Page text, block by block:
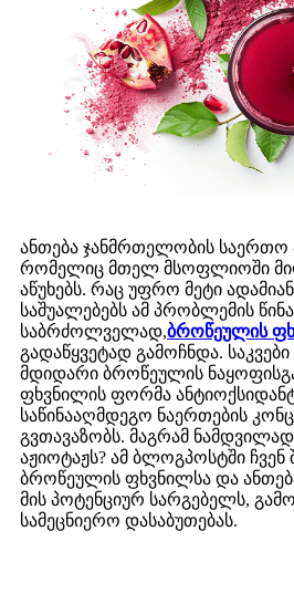
ანთება ჯანმრთელობის
რომელიც მთელ მსოფლიოში
აწუხებს. რაც უფრო მეტი
საშუალებებს ამ პრობლემის
საბრძოლველად,ბროწეულის
გადაწყვეტად გამოჩნდა.
მდიდარი ბროწეულის
ფხვნილის ფორმა
საწინააღმდეგო ნაერთების
გვთავაზობს. მაგრამ
აჟიოტაჟს? ამ ბლოგპოსტში ჩვენ
ბროწეულის ფხვნილსა და
მის პოტენციურ სარგებელს,
სამეცნიერო დასაბუთებას.